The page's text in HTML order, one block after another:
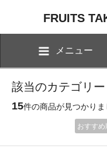
FRUITS
メニュー
該当のカテゴリ
15件の商品が見つかりま
おすすめ